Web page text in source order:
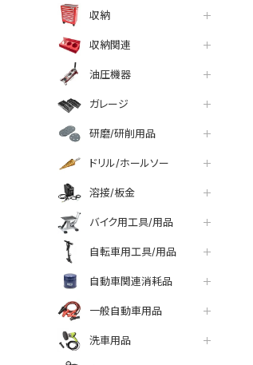
収納
収納関連
油圧機器
ガレージ
研磨/研削用品
ドリル/ホールソー
溶接/板金
バイク用工具/用品
自転車用工具/用品
自動車関連消耗品
一般自動車用品
洗車用品